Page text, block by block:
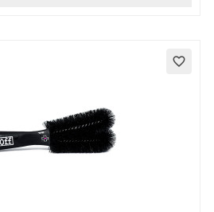
favorite_border